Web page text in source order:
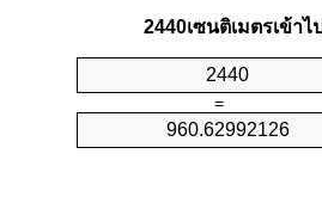
2440เซนติเมตรเข้า
=